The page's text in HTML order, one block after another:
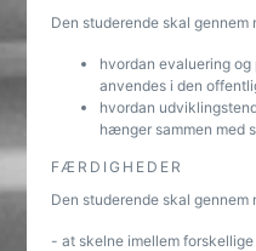
Den studerende skal gennem
hvordan evaluering
anvendes i den
hvordan
hænger sammen med
FÆRDIGHEDER
Den studerende skal gennem
- at skelne imellem